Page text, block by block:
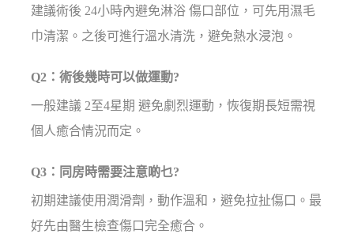
建議術後 24小時內避免淋浴 傷口部位，可先用濕毛
巾清潔。之後可進行溫水清洗，避免熱水浸泡。
Q2：術後幾時可以做運動?
一般建議 2至4星期 避免劇烈運動，恢復期長短需視
個人癒合情況而定。
Q3：同房時需要注意啲乜?
初期建議使用潤滑劑，動作溫和，避免拉扯傷口。最
好先由醫生檢查傷口完全癒合。